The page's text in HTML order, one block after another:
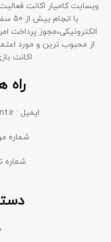
با
از محبوب ترین و مورد
اکانت
راه
ایمیل : info[at]kamyaraccount.ir
شماره موبایل:
شماره تلفن: